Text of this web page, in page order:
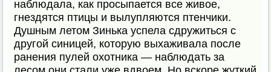
наблюдала, как просыпается все живое,
гнездятся птицы и вылупляются птенчики.
Душным летом Зинька успела сдружиться с
другой синицей, которую выхаживала после
ранения пулей охотника — наблюдать за